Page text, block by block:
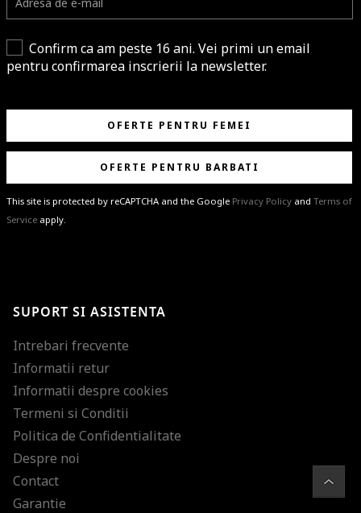
Confirm ca am peste 16 ani. Vei primi un email
pentru confirmarea inscrierii la newsletter.
OFERTE PENTRU FEMEI
OFERTE PENTRU BARBATI
This site is protected by reCAPTCHA and the Google Privacy Policy and Terms of
Service apply.
ultimele tendinte in moda!
SUPORT SI ASISTENTA
Intrebari frecvente
Informatii retur
Informatii despre cookies
Termeni si Conditii
Politica de Confidentialitate
Despre noi
Contact
Garantie